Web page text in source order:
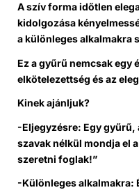
A szív forma időtlen
kidolgozása
a különleges alkalmakra
Ez a gyűrű nemcsak egy
elkötelezettség és az
Kinek ajánljuk?
-Eljegyzésre: Egy gyűrű,
szavak nélkül mondja el
szeretni foglak!”
-Különleges alkalmakra: